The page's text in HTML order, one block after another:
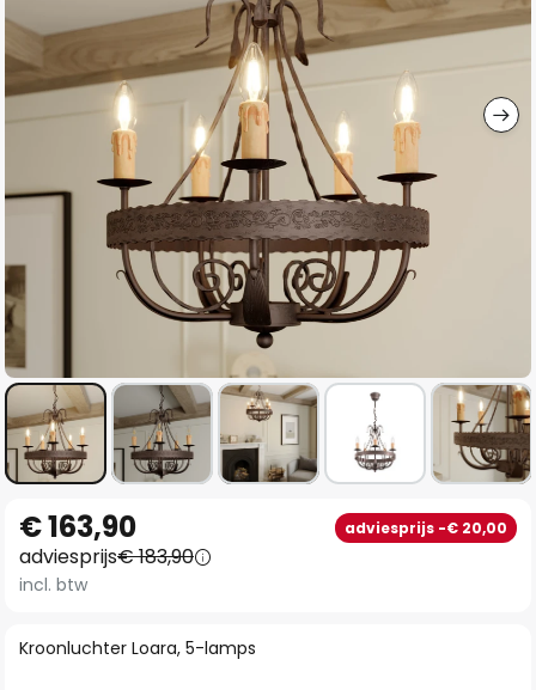
de
afbeeldingen-
gallerij
naar
het
begin
de
Kroonluchter Loara, 5-lamps
€ 163,90 adviesprijs -€ 20,00
adviesprijs€ 183,90
incl. btw